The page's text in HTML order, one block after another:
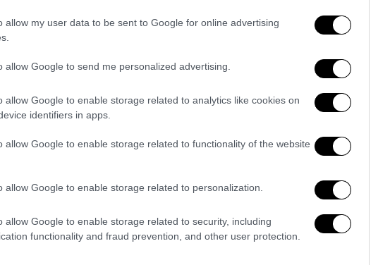
allow my user data to be sent to Google for online advertising
allow Google to send me personalized advertising.
allow Google to enable storage related to analytics like cookies on
identifiers in apps.
allow Google to enable storage related to functionality of the website
allow Google to enable storage related to personalization.
allow Google to enable storage related to security, including
functionality and fraud prevention, and other user protection.
είπε ότι θα έφευγε και θα έπαιρνε τα
ήταν δικό μου παιδί. Εκείνη την ώρα
Μόνο για αυτό. Τίποτα άλλο δεν με
ΚΑΡΠΑ αλλά χωρίς εκείνη να
την έβαλα στην ντουλάπα
για τα παιδιά»
απάντησε πως
για να μην τρομάξουν τα παιδιά από
και την τύλιξα… την έβαλα στην
για τα παιδιά».
τα είχατε αυτά στο διαμέρισμα;